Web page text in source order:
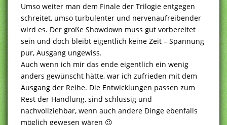
Umso weiter man dem Finale der Trilogie entgegen
schreitet, umso turbulenter und nervenaufreibender
wird es. Der große Showdown muss gut vorbereitet
sein und doch bleibt eigentlich keine Zeit – Spannung
pur, Ausgang ungewiss.
Auch wenn ich mir das ende eigentlich ein wenig
anders gewünscht hätte, war ich zufrieden mit dem
Ausgang der Reihe. Die Entwicklungen passen zum
Rest der Handlung, sind schlüssig und
nachvollziehbar, wenn auch andere Dinge ebenfalls
möglich gewesen wären 😉